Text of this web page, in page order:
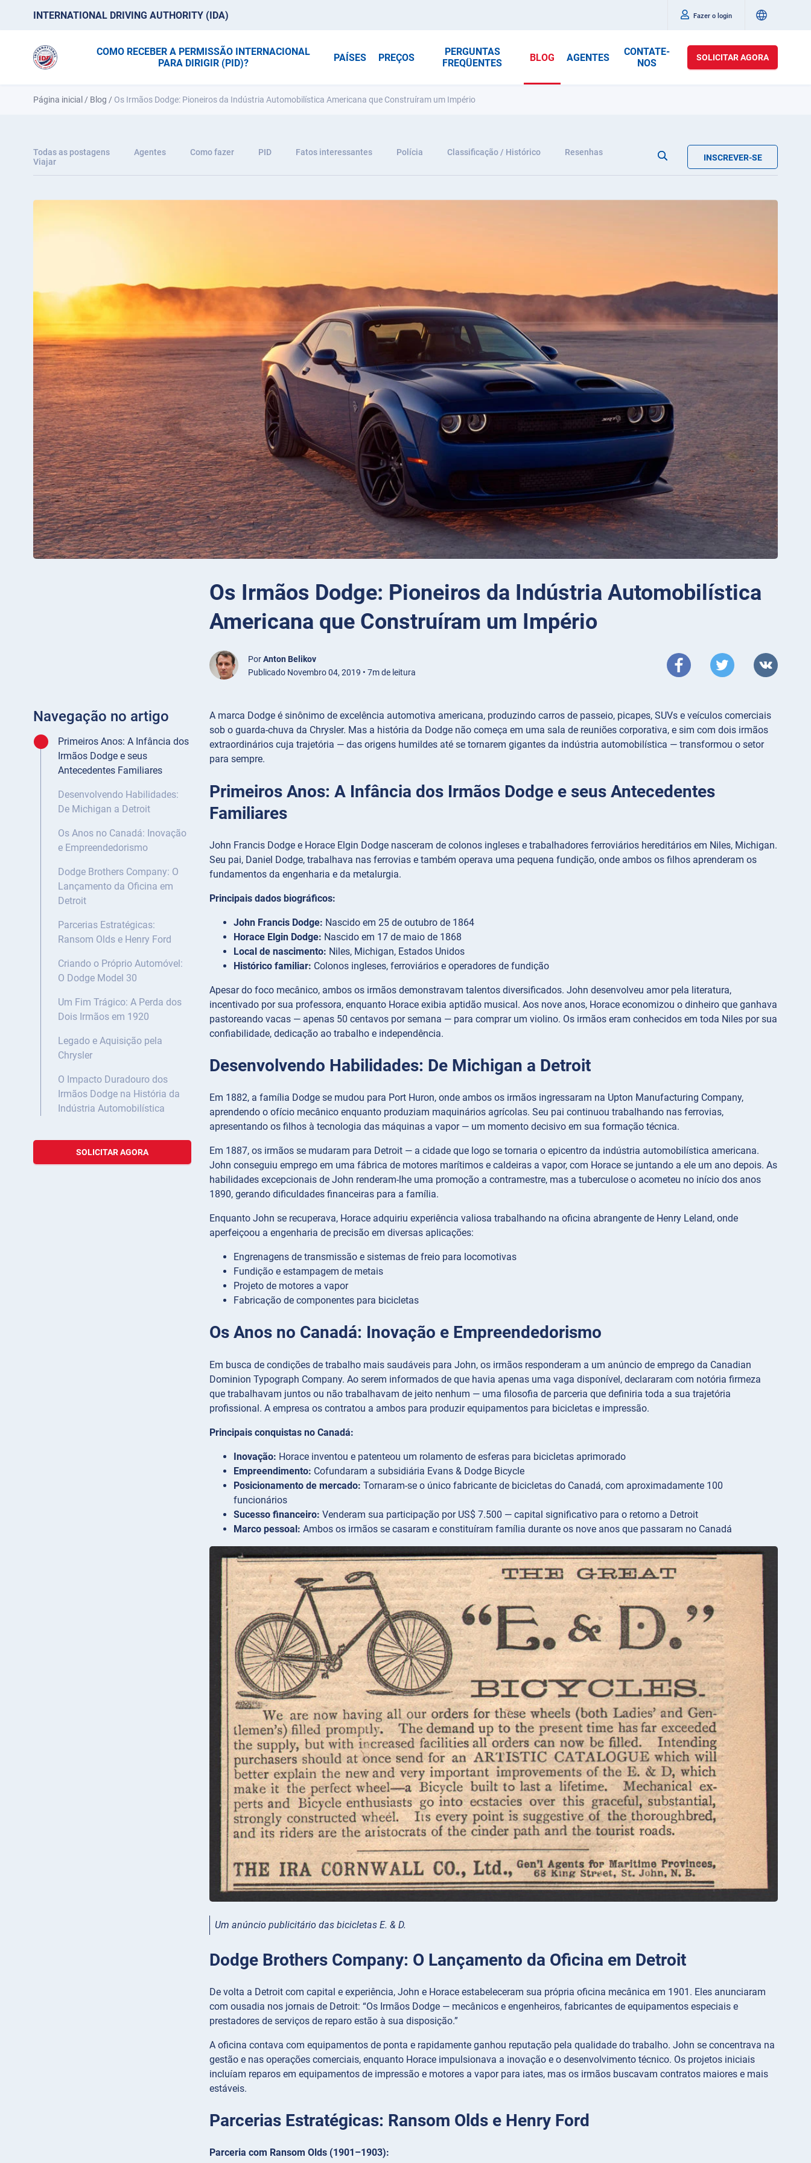
INTERNATIONAL DRIVING AUTHORITY (IDA) Fazer o login
COMO RECEBER A PERMISSÃO INTERNACIONAL
PARA DIRIGIR (PID)?
PAÍSES PREÇOS
PERGUNTAS
FREQÜENTES
BLOG AGENTES
CONTATE-
NOS
SOLICITAR AGORA
Página inicial / Blog / Os Irmãos Dodge: Pioneiros da Indústria Automobilística Americana que Construíram um Império
Todas as postagens Agentes Como fazer PID Fatos interessantes Polícia Classificação / Histórico
Resenhas
Viajar
INSCREVER-SE
Os Irmãos Dodge: Pioneiros da Indústria Automobilística
Americana que Construíram um Império
PorAnton Belikov
Publicado Novembro 04, 2019 • 7m de leitura
Navegação no artigo
Primeiros Anos: A Infância dos
Irmãos Dodge e seus
Antecedentes Familiares
Desenvolvendo Habilidades:
De Michigan a Detroit
Os Anos no Canadá: Inovação
e Empreendedorismo
Dodge Brothers Company: O
Lançamento da Oficina em
Detroit
Parcerias Estratégicas:
Ransom Olds e Henry Ford
Criando o Próprio Automóvel:
O Dodge Model 30
Um Fim Trágico: A Perda dos
Dois Irmãos em 1920
Legado e Aquisição pela
Chrysler
O Impacto Duradouro dos
Irmãos Dodge na História da
Indústria Automobilística
SOLICITAR AGORA
A marca Dodge é sinônimo de excelência automotiva americana, produzindo carros de passeio, picapes, SUVs e veículos comerciais
sob o guarda-chuva da Chrysler. Mas a história da Dodge não começa em uma sala de reuniões corporativa, e sim com dois irmãos
extraordinários cuja trajetória — das origens humildes até se tornarem gigantes da indústria automobilística — transformou o setor
para sempre.
Primeiros Anos: A Infância dos Irmãos Dodge e seus Antecedentes
Familiares
John Francis Dodge e Horace Elgin Dodge nasceram de colonos ingleses e trabalhadores ferroviários hereditários em Niles, Michigan.
Seu pai, Daniel Dodge, trabalhava nas ferrovias e também operava uma pequena fundição, onde ambos os filhos aprenderam os
fundamentos da engenharia e da metalurgia.
Principais dados biográficos:
John Francis Dodge: Nascido em 25 de outubro de 1864
Horace Elgin Dodge: Nascido em 17 de maio de 1868
Local de nascimento: Niles, Michigan, Estados Unidos
Histórico familiar: Colonos ingleses, ferroviários e operadores de fundição
Apesar do foco mecânico, ambos os irmãos demonstravam talentos diversificados. John desenvolveu amor pela literatura,
incentivado por sua professora, enquanto Horace exibia aptidão musical. Aos nove anos, Horace economizou o dinheiro que ganhava
pastoreando vacas — apenas 50 centavos por semana — para comprar um violino. Os irmãos eram conhecidos em toda Niles por sua
confiabilidade, dedicação ao trabalho e independência.
Desenvolvendo Habilidades: De Michigan a Detroit
Em 1882, a família Dodge se mudou para Port Huron, onde ambos os irmãos ingressaram na Upton Manufacturing Company,
aprendendo o ofício mecânico enquanto produziam maquinários agrícolas. Seu pai continuou trabalhando nas ferrovias,
apresentando os filhos à tecnologia das máquinas a vapor — um momento decisivo em sua formação técnica.
Em 1887, os irmãos se mudaram para Detroit — a cidade que logo se tornaria o epicentro da indústria automobilística americana.
John conseguiu emprego em uma fábrica de motores marítimos e caldeiras a vapor, com Horace se juntando a ele um ano depois. As
habilidades excepcionais de John renderam-lhe uma promoção a contramestre, mas a tuberculose o acometeu no início dos anos
1890, gerando dificuldades financeiras para a família.
Enquanto John se recuperava, Horace adquiriu experiência valiosa trabalhando na oficina abrangente de Henry Leland, onde
aperfeiçoou a engenharia de precisão em diversas aplicações:
Engrenagens de transmissão e sistemas de freio para locomotivas
Fundição e estampagem de metais
Projeto de motores a vapor
Fabricação de componentes para bicicletas
Os Anos no Canadá: Inovação e Empreendedorismo
Em busca de condições de trabalho mais saudáveis para John, os irmãos responderam a um anúncio de emprego da Canadian
Dominion Typograph Company. Ao serem informados de que havia apenas uma vaga disponível, declararam com notória firmeza
que trabalhavam juntos ou não trabalhavam de jeito nenhum — uma filosofia de parceria que definiria toda a sua trajetória
profissional. A empresa os contratou a ambos para produzir equipamentos para bicicletas e impressão.
Principais conquistas no Canadá:
Inovação: Horace inventou e patenteou um rolamento de esferas para bicicletas aprimorado
Empreendimento: Cofundaram a subsidiária Evans & Dodge Bicycle
Posicionamento de mercado: Tornaram-se o único fabricante de bicicletas do Canadá, com aproximadamente 100
funcionários
Sucesso financeiro: Venderam sua participação por US$ 7.500 — capital significativo para o retorno a Detroit
Marco pessoal: Ambos os irmãos se casaram e constituíram família durante os nove anos que passaram no Canadá
Um anúncio publicitário das bicicletas E. & D.
Dodge Brothers Company: O Lançamento da Oficina em Detroit
De volta a Detroit com capital e experiência, John e Horace estabeleceram sua própria oficina mecânica em 1901. Eles anunciaram
com ousadia nos jornais de Detroit: “Os Irmãos Dodge — mecânicos e engenheiros, fabricantes de equipamentos especiais e
prestadores de serviços de reparo estão à sua disposição.”
A oficina contava com equipamentos de ponta e rapidamente ganhou reputação pela qualidade do trabalho. John se concentrava na
gestão e nas operações comerciais, enquanto Horace impulsionava a inovação e o desenvolvimento técnico. Os projetos iniciais
incluíam reparos em equipamentos de impressão e motores a vapor para iates, mas os irmãos buscavam contratos maiores e mais
estáveis.
Parcerias Estratégicas: Ransom Olds e Henry Ford
Parceria com Ransom Olds (1901–1903):